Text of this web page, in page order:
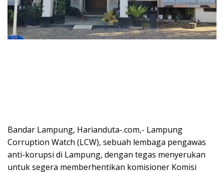
Bandar Lampung, Harianduta-.com,- Lampung
Corruption Watch (LCW), sebuah lembaga pengawas
anti-korupsi di Lampung, dengan tegas menyerukan
untuk segera memberhentikan komisioner Komisi